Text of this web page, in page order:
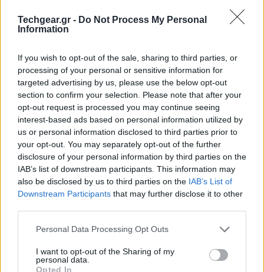
Techgear.gr - Do Not Process My Personal
Information
If you wish to opt-out of the sale, sharing to third parties, or
processing of your personal or sensitive information for
targeted advertising by us, please use the below opt-out
section to confirm your selection. Please note that after your
opt-out request is processed you may continue seeing
interest-based ads based on personal information utilized by
us or personal information disclosed to third parties prior to
your opt-out. You may separately opt-out of the further
disclosure of your personal information by third parties on the
IAB’s list of downstream participants. This information may
also be disclosed by us to third parties on the IAB’s List of
Downstream Participants that may further disclose it to other
Please note that this website/app uses one or more Google
not limited to your visit or usage behaviour. You may click to
grant or deny consent to Google and its third-party tags to
Personal Data Processing Opt Outs
I want to opt-out of the Sharing of my
personal data.
Opted In
Το εργαλείοGoogle Lens
αναγνώριση κειμένου σε οποιαδήποτε εικόνα, ενώ
ήδη έχει τη δυνατότητα να αναγνωρίζει αντικείμενα,
ανθρώπους και κατοικίδια μέσα σε αυτές.
Παράλληλα, έχει πρόσβαση και στις πληροφορίες του
GPS για να βρίσκει την τοποθεσία (αν έχεις
ενεργοποιημένη τη συγκεκριμένη επιλογή).